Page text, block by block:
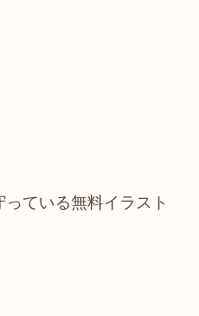
ている無料イラスト